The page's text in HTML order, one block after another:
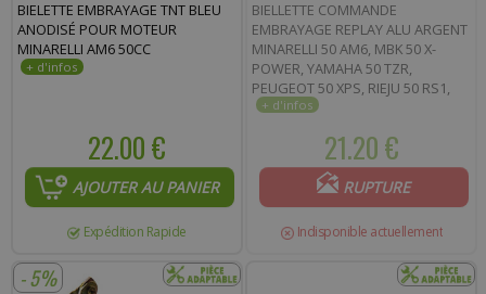
BIELETTE EMBRAYAGE TNT BLEU
ANODISÉ POUR MOTEUR
MINARELLI AM6 50CC
22.00 €
AJOUTER AU PANIER
Expédition Rapide
BIELLETTE COMMANDE
EMBRAYAGE REPLAY ALU ARGENT
MINARELLI 50 AM6, MBK 50 X-
POWER, YAMAHA 50 TZR,
PEUGEOT 50 XPS, RIEJU 50 RS1,
APRILIA 50 RS
21.20 €
RUPTURE
Indisponible actuellement
- 5%